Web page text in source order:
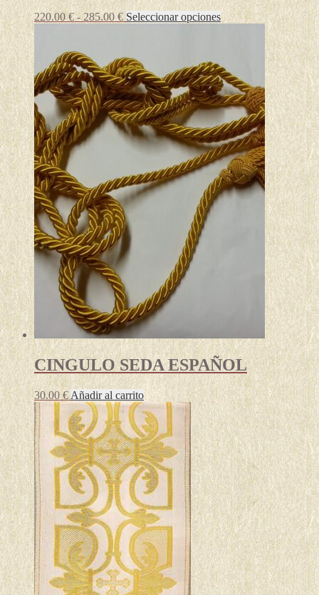
220.00€ - 285.00€Rango
desde
220.00 €
hasta
285.00 €
Seleccionar opcionesEste
variantes.
Las
opciones
se
pueden
elegir
en
la
página
de
producto
CINGULO SEDA ESPAÑOL
30.00 € Añadir al carrito